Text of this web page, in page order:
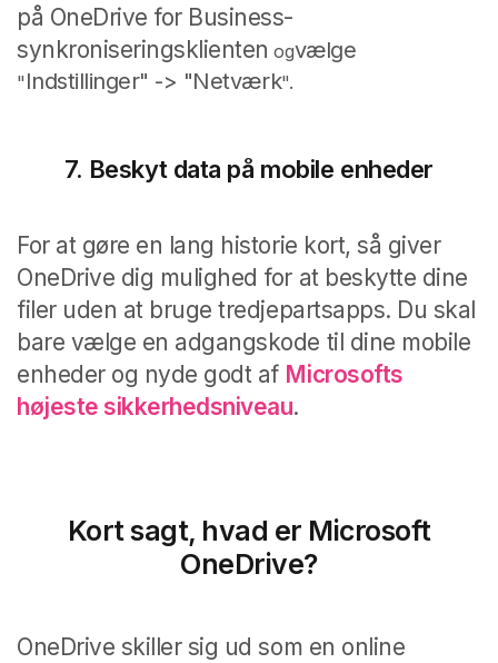
på OneDrive for Business-
synkroniseringsklienten ogvælge
" Indstillinger" -> "Netværk".
7. Beskyt data på mobile enheder
For at gøre en lang historie kort, så giver
OneDrive dig mulighed for at beskytte dine
filer uden at bruge tredjepartsapps. Du skal
bare vælge en adgangskode til dine mobile
enheder og nyde godt af Microsofts
højeste sikkerhedsniveau.
Kort sagt, hvad er Microsoft
OneDrive?
OneDrive skiller sig ud som en online